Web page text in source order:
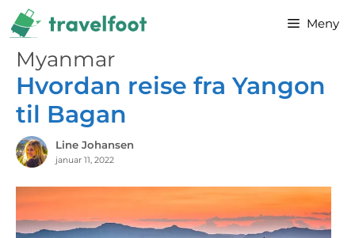
Hopp
til
innhold
Meny
Myanmar
Hvordan reise fra Yangon
til Bagan
Line Johansen
januar 11, 2022